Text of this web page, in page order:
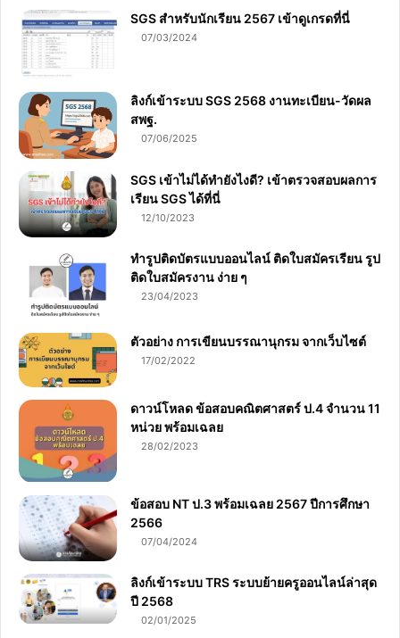
SGS สําหรับนักเรียน 2567 เข้าดูเกรดที่นี่
07/03/2024
ลิงก์เข้าระบบ SGS 2568 งานทะเบียน-วัดผล
สพฐ.
07/06/2025
SGS เข้าไม่ได้ทำยังไงดี? เข้าตรวจสอบผลการ
เรียน SGS ได้ที่นี่
12/10/2023
ทำรูปติดบัตรแบบออนไลน์ ติดใบสมัครเรียน รูป
ติดใบสมัครงาน ง่าย ๆ
23/04/2023
ตัวอย่าง การเขียนบรรณานุกรม จากเว็บไซต์
17/02/2022
ดาวน์โหลด ข้อสอบคณิตศาสตร์ ป.4 จำนวน 11
หน่วย พร้อมเฉลย
28/02/2023
ข้อสอบ NT ป.3 พร้อมเฉลย 2567 ปีการศึกษา
2566
07/04/2024
ลิงก์เข้าระบบ TRS ระบบย้ายครูออนไลน์ล่าสุด
ปี 2568
02/01/2025